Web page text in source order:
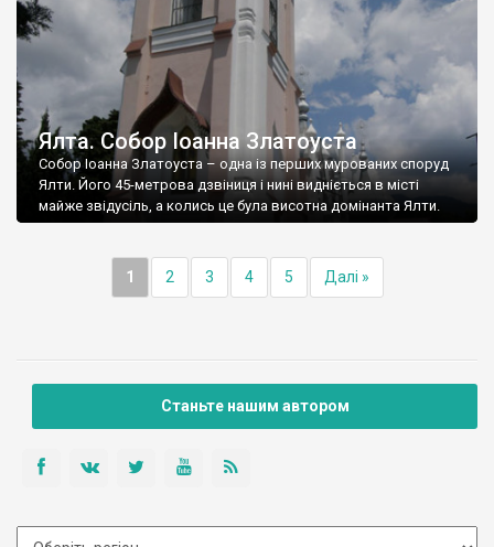
Ялта. Собор Іоанна Златоуста
Собор Іоанна Златоуста – одна із перших мурованих споруд
Ялти. Його 45-метрова дзвіниця і нині видніється в місті
майже звідусіль, а колись це була висотна домінанта Ялти.
1 2 3 4 5 Далі »
Станьте нашим автором